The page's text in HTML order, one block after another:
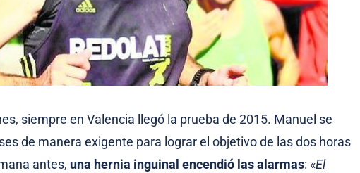
siempre en Valencia llegó la prueba de 2015. Manuel se
de manera exigente para lograr el objetivo de las dos horas
antes, una hernia inguinal encendió las alarmas: «El